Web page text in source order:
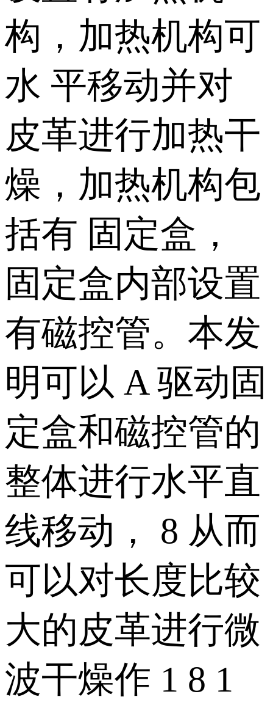
构，加热机构可
水 平移动并对
皮革进行加热干
燥，加热机构包
括有 固定盒，
固定盒内部设置
有磁控管。本发
明可以 A 驱动固
定盒和磁控管的
整体进行水平直
线移动， 8 从而
可以对长度比较
大的皮革进行微
波干燥作 1 8 1